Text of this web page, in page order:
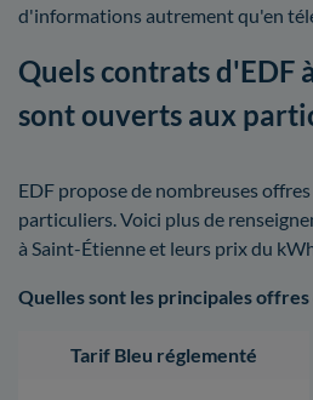
d'informations autrement qu'en
Quels contrats d'EDF
sont ouverts aux
EDF propose de nombreuses
particuliers. Voici plus de
à Saint-Étienne et leurs prix du
Quelles sont les principales
Tarif Bleu réglementé